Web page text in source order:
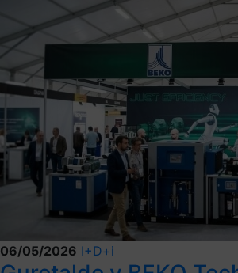
06/05/2026 I+D+i